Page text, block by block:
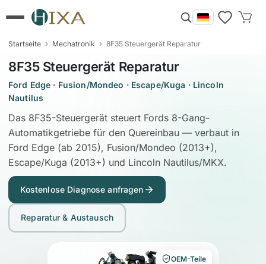
Startseite › Mechatronik › 8F35 Steuergerät Reparatur
8F35 Steuergerät Reparatur
Ford Edge · Fusion/Mondeo · Escape/Kuga · Lincoln
Nautilus
Das 8F35-Steuergerät steuert Fords 8-Gang-
Automatikgetriebe für den Quereinbau — verbaut in
Ford Edge (ab 2015), Fusion/Mondeo (2013+),
Escape/Kuga (2013+) und Lincoln Nautilus/MKX.
Kostenlose Diagnose anfragen
Reparatur & Austausch
OEM-Teile